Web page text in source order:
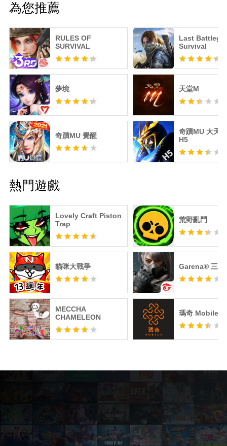
為您推薦
RULES OF
SURVIVAL
Last
Survival
夢境 天堂M
奇蹟MU 覺醒
奇蹟MU 大天
H5
熱門遊戲
Lovely Craft Piston
Trap
貓咪大戰爭
MECCHA
CHAMELEON
荒野亂鬥
Garena® 三角
瑪奇 Mobile